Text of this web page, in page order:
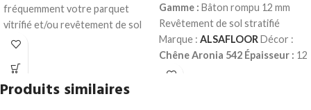
fréquemment votre parquet
vitrifié et/ou revêtement de sol
stratifié.
nettoyage simple et efficace.
Ne mousse quasiment pas.
Gamme : Bâton rompu 12 mm
Revêtement de sol stratifié
Marque : ALSAFLOOR Décor :
Chêne Aronia 542 Épaisseur : 12
mm
Produits similaires